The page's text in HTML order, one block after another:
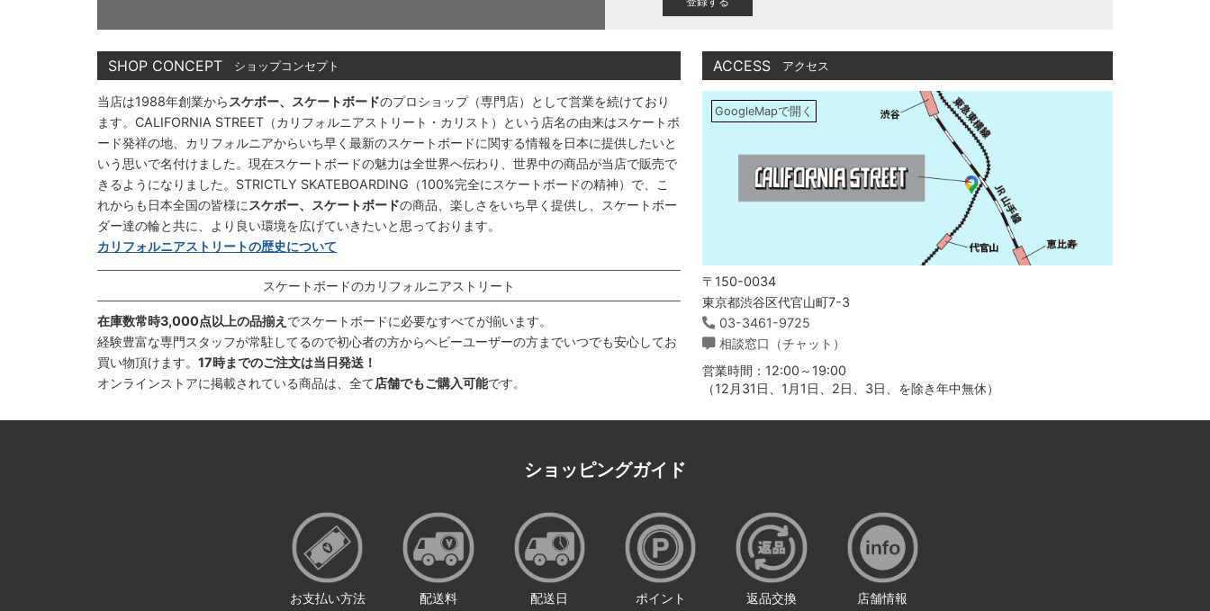
SHOP CONCEPT ショップコンセプト
当店は1988年創業から スケボー、スケートボードのプロショップ（専門店）として営業を続けており
ます。CALIFORNIA STREET（カリフォルニアストリート・カリスト）という店名の由来はスケートボ
ード発祥の地、カリフォルニアからいち早く最新のスケートボードに関する情報を日本に提供したいと
いう思いで名付けました。現在スケートボードの魅力は全世界へ伝わり、世界中の商品が当店で販売で
きるようになりました。STRICTLY SKATEBOARDING（100%完全にスケートボードの精神）で、こ
れからも日本全国の皆様に スケボー、スケートボードの商品、楽しさをいち早く提供し、スケートボー
ダー達の輪と共に、より良い環境を広げていきたいと思っております。
カリフォルニアストリートの歴史について
スケートボードのカリフォルニアストリート
在庫数常時3,000点以上の品揃え でスケートボードに必要なすべてが揃います。
経験豊富な専門スタッフが常駐してるので初心者の方からヘビーユーザーの方までいつでも安心してお
買い物頂けます。 17時までのご注文は当日発送！
オンラインストアに掲載されている商品は、全て店舗でもご購入可能です。
ACCESS アクセス
GoogleMapで開く
〒150-0034
東京都渋谷区代官山町7-3
03-3461-9725
相談窓口（チャット）
営業時間：12:00～19:00
（12月31日、1月1日、2日、3日、を除き年中無休）
ショッピングガイド
お支払い方法 配送料 配送日 ポイント 返品交換 店舗情報